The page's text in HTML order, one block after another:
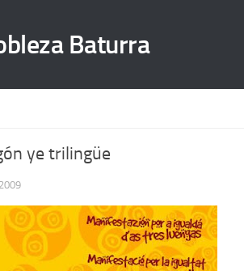
Baturra
ye trilingüe